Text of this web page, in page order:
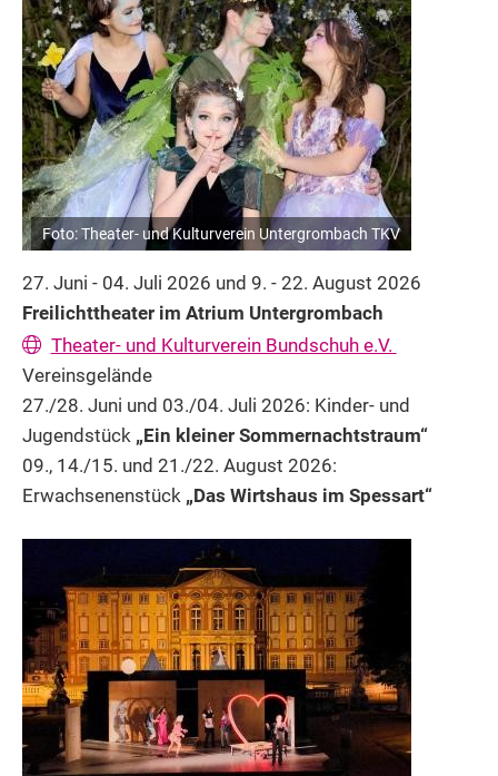
Foto: Theater- und Kulturverein Untergrombach TKV
27. Juni - 04. Juli 2026 und 9. - 22. August 2026
Freilichttheater im Atrium Untergrombach
Theater- und Kulturverein Bundschuh e.V.
Vereinsgelände
27./28. Juni und 03./04. Juli 2026: Kinder- und
Jugendstück „Ein kleiner Sommernachtstraum“
09., 14./15. und 21./22. August 2026:
Erwachsenenstück „Das Wirtshaus im Spessart“